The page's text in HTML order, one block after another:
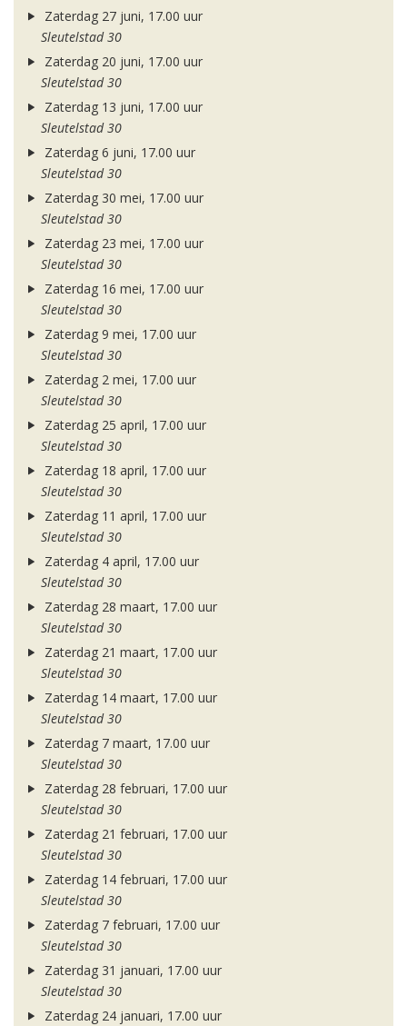
Zaterdag 27 juni, 17.00 uur
Sleutelstad 30
Zaterdag 20 juni, 17.00 uur
Sleutelstad 30
Zaterdag 13 juni, 17.00 uur
Sleutelstad 30
Zaterdag 6 juni, 17.00 uur
Sleutelstad 30
Zaterdag 30 mei, 17.00 uur
Sleutelstad 30
Zaterdag 23 mei, 17.00 uur
Sleutelstad 30
Zaterdag 16 mei, 17.00 uur
Sleutelstad 30
Zaterdag 9 mei, 17.00 uur
Sleutelstad 30
Zaterdag 2 mei, 17.00 uur
Sleutelstad 30
Zaterdag 25 april, 17.00 uur
Sleutelstad 30
Zaterdag 18 april, 17.00 uur
Sleutelstad 30
Zaterdag 11 april, 17.00 uur
Sleutelstad 30
Zaterdag 4 april, 17.00 uur
Sleutelstad 30
Zaterdag 28 maart, 17.00 uur
Sleutelstad 30
Zaterdag 21 maart, 17.00 uur
Sleutelstad 30
Zaterdag 14 maart, 17.00 uur
Sleutelstad 30
Zaterdag 7 maart, 17.00 uur
Sleutelstad 30
Zaterdag 28 februari, 17.00 uur
Sleutelstad 30
Zaterdag 21 februari, 17.00 uur
Sleutelstad 30
Zaterdag 14 februari, 17.00 uur
Sleutelstad 30
Zaterdag 7 februari, 17.00 uur
Sleutelstad 30
Zaterdag 31 januari, 17.00 uur
Sleutelstad 30
Zaterdag 24 januari, 17.00 uur